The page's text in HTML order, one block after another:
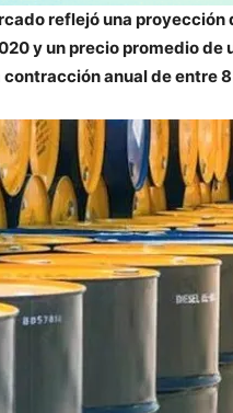
reflejó una
y un precio promedio
anual de entre